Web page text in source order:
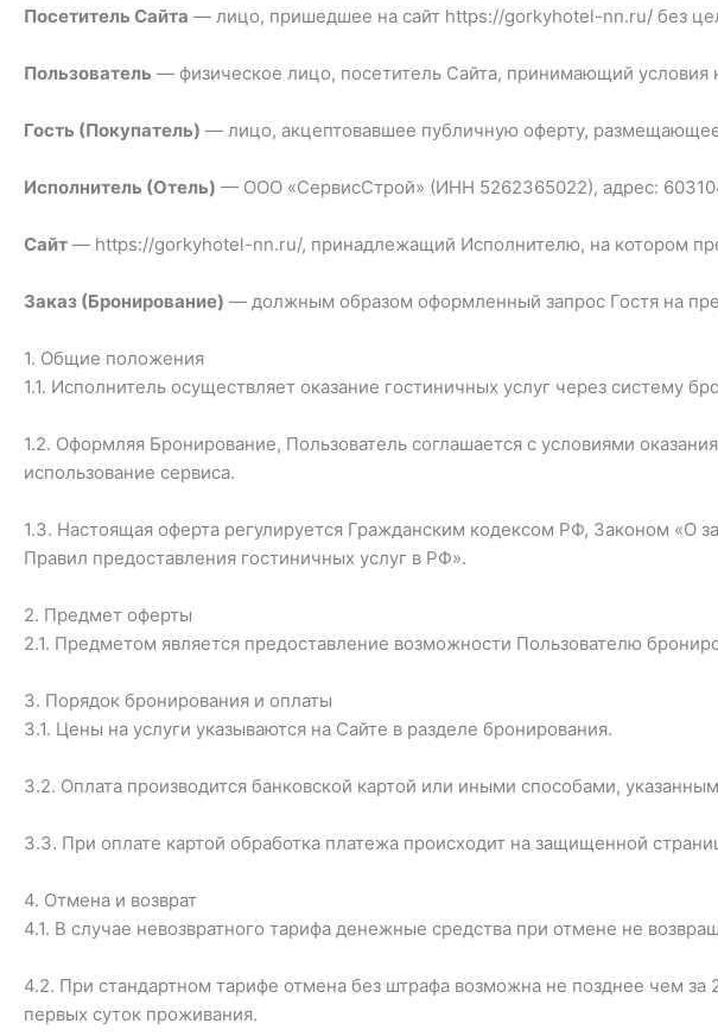
Посетитель Сайта — лицо, пришедшее на сайт https://gorkyhotel-nn.ru/ без
Пользователь — физическое лицо, посетитель Сайта, принимающий
Гость (Покупатель) — лицо, акцептовавшее публичную оферту,
Исполнитель (Отель) — ООО «СервисСтрой» (ИНН 5262365022), адрес:
Сайт — https://gorkyhotel-nn.ru/, принадлежащий Исполнителю, на котором
Заказ (Бронирование) — должным образом оформленный запрос Гостя на
1. Общие положения
1.1. Исполнитель осуществляет оказание гостиничных услуг через систему
1.2. Оформляя Бронирование, Пользователь соглашается с условиями
использование сервиса.
1.3. Настоящая оферта регулируется Гражданским кодексом РФ, Законом
Правил предоставления гостиничных услуг в РФ».
2. Предмет оферты
2.1. Предметом является предоставление возможности Пользователю
3. Порядок бронирования и оплаты
3.1. Цены на услуги указываются на Сайте в разделе бронирования.
3.2. Оплата производится банковской картой или иными способами,
3.3. При оплате картой обработка платежа происходит на защищенной
4. Отмена и возврат
4.1. В случае невозвратного тарифа денежные средства при отмене не
4.2. При стандартном тарифе отмена без штрафа возможна не позднее чем
первых суток проживания.